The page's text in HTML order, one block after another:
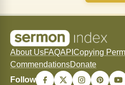
About UsFAQAPI Copying
CommendationsDonate
Follow